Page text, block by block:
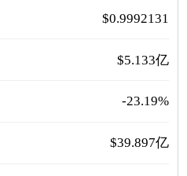
$0.9992131
$5.133亿
-23.19%
$39.897亿